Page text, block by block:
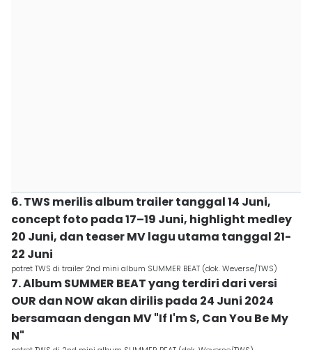
6. TWS merilis album trailer tanggal 14 Juni,
concept foto pada 17–19 Juni, highlight medley
20 Juni, dan teaser MV lagu utama tanggal 21-
22 Juni
potret TWS di trailer 2nd mini album SUMMER BEAT (dok. Weverse/TWS)
7. Album SUMMER BEAT yang terdiri dari versi
OUR dan NOW akan dirilis pada 24 Juni 2024
bersamaan dengan MV "If I'm S, Can You Be My
N"